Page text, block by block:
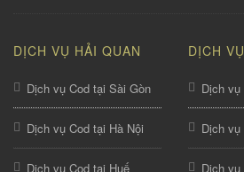
DỊCH VỤ HẢI QUAN
Dịch vụ Cod tại Sài Gòn
Dịch vụ Cod tại Hà Nội
Dịch vụ Cod tại Huế
DỊCH
Dịch
Dịch vụ
Dịch vụ